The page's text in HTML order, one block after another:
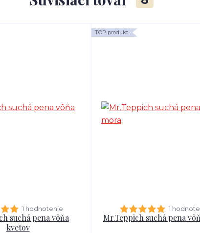
1 hodnotenie
suchá pena vôňa
kvetov
TOP produkt
1
Mr.Teppich suchá pena